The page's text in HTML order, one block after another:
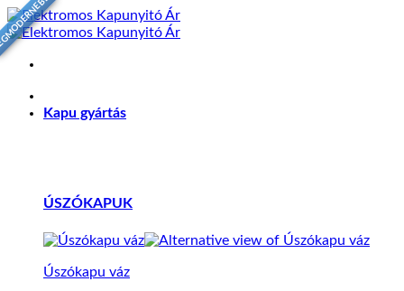
Skip
to
content
Kapu gyártás
ÚSZÓKAPUK
Úszókapu váz